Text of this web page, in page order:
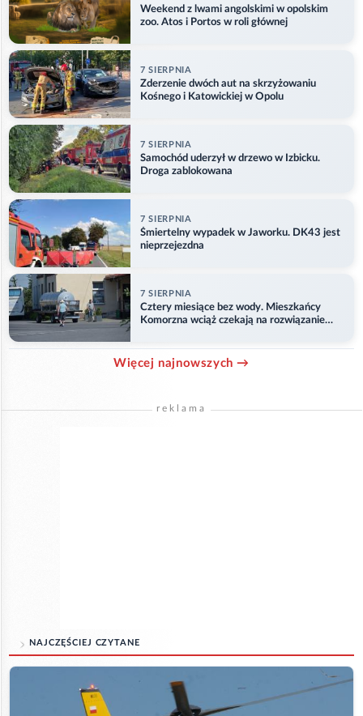
Weekend z lwami angolskimi w opolskim
zoo. Atos i Portos w roli głównej
7 SIERPNIA
Zderzenie dwóch aut na skrzyżowaniu
Kośnego i Katowickiej w Opolu
7 SIERPNIA
Samochód uderzył w drzewo w Izbicku.
Droga zablokowana
7 SIERPNIA
Śmiertelny wypadek w Jaworku. DK43 jest
nieprzejezdna
7 SIERPNIA
Cztery miesiące bez wody. Mieszkańcy
Komorzna wciąż czekają na rozwiązanie
Więcej najnowszych →
reklama
NAJCZĘŚCIEJ CZYTANE